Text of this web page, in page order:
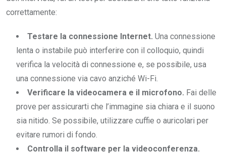
correttamente:
Testare la connessione Internet. Una connessione
lenta o instabile può interferire con il colloquio, quindi
verifica la velocità di connessione e, se possibile, usa
una connessione via cavo anziché Wi-Fi.
Verificare la videocamera e il microfono. Fai delle
prove per assicurarti che l’immagine sia chiara e il suono
sia nitido. Se possibile, utilizzare cuffie o auricolari per
evitare rumori di fondo.
Controlla il software per la videoconferenza.